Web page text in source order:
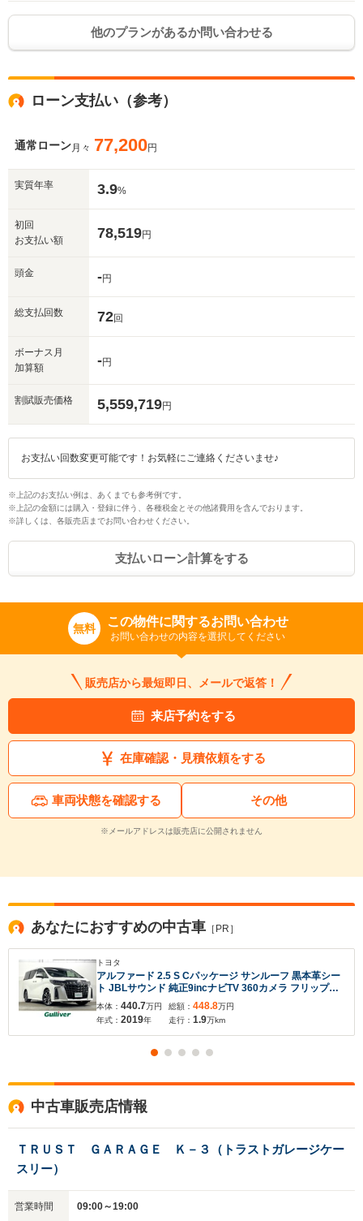
他のプランがあるか問い合わせる
ローン支払い（参考）
通常ローン月々 77,200円
実質年率 3.9%
初回
お支払い額
78,519円
頭金 -円
総支払回数 72回
ボーナス月
加算額
-円
割賦販売価格 5,559,719円
お支払い回数変更可能です！お気軽にご連絡くださいませ♪
※上記のお支払い例は、あくまでも参考例です。
※上記の金額には購入・登録に伴う、各種税金とその他諸費用を含んでおります。
※詳しくは、各販売店までお問い合わせください。
支払いローン計算をする
無料 この物件に関するお問い合わせ
お問い合わせの内容を選択してください
販売店から最短即日、メールで返答！
来店予約をする
在庫確認・見積依頼をする
車両状態を確認する その他
※メールアドレスは販売店に公開されません
あなたにおすすめの中古車 ［PR］
トヨタ
アルファード 2.5 S Cパッケージ サンルーフ 黒本革シー
ト JBLサウンド 純正9incナビTV 360カメラ フリップダ
ウンモニター デジタルインナーミラー パワーシート/ヒ
ーター/エアコン 3眼LED レーダークルコン 衝突軽減B
レーンアシスト BSM
本体： 440.7万円
年式： 2019年
総額： 448.8万円
走行： 1.9万km
中古車販売店情報
ＴＲＵＳＴ ＧＡＲＡＧＥ Ｋ－３（トラストガレージケー
スリー）
営業時間 09:00～19:00
入力途中の情報を保存しますか？